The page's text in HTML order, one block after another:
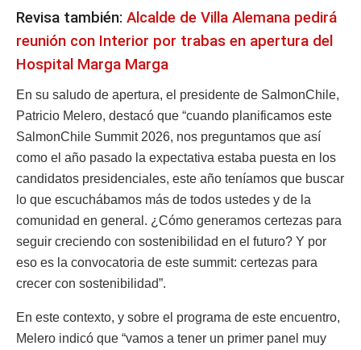
Revisa también: Alcalde de Villa Alemana pedirá
reunión con Interior por trabas en apertura del
Hospital Marga Marga
En su saludo de apertura, el presidente de SalmonChile,
Patricio Melero, destacó que “cuando planificamos este
SalmonChile Summit 2026, nos preguntamos que así
como el año pasado la expectativa estaba puesta en los
candidatos presidenciales, este año teníamos que buscar
lo que escuchábamos más de todos ustedes y de la
comunidad en general. ¿Cómo generamos certezas para
seguir creciendo con sostenibilidad en el futuro? Y por
eso es la convocatoria de este summit: certezas para
crecer con sostenibilidad”.
En este contexto, y sobre el programa de este encuentro,
Melero indicó que “vamos a tener un primer panel muy